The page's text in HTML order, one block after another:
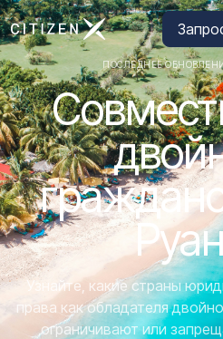
Перейти на главную страницу
ПОСЛЕДНЕЕ
Узнайте, какие страны
права как обладателя
ограничивают или